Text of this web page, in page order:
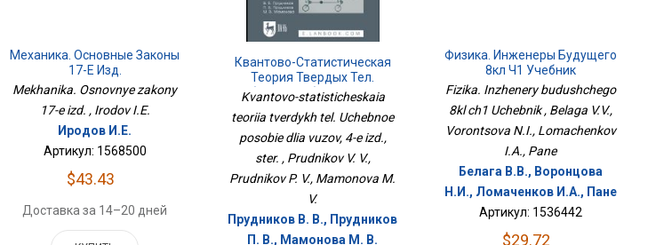
Механика. Основные Законы
17-Е Изд.
Mekhanika. Osnovnye zakony
17-e izd. , Irodov I.E.
Иродов И.Е.
Артикул: 1568500
$43.43
Доставка за 14–20 дней
Квантово-Статистическая
Теория Твердых Тел.
Учебное Пособие Для Вузов,
Kvantovo-statisticheskaia
teoriia tverdykh tel. Uchebnoe
posobie dlia vuzov, 4-e izd.,
ster. , Prudnikov V. V.,
Prudnikov P. V., Mamonova M.
V.
Прудников В. В., Прудников
П. В., Мамонова М. В.
Физика. Инженеры Будущего
8кл Ч1 Учебник
Fizika. Inzhenery budushchego
8kl ch1 Uchebnik , Belaga V.V.,
Vorontsova N.I., Lomachenkov
I.A., Pane
Белага В.В., Воронцова
Н.И., Ломаченков И.А., Пане
Артикул: 1536442
$29.72